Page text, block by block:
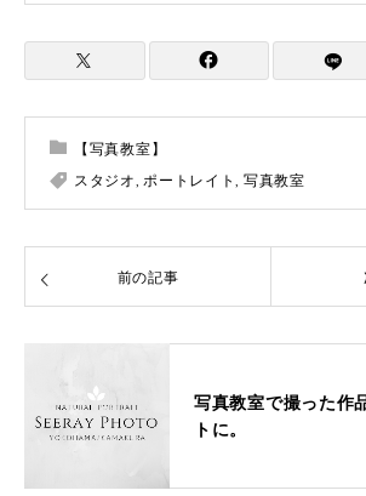
【写真教室】
スタジオ,ポートレイト, 写真教室
前の記事
写真教室で撮った作
トに。